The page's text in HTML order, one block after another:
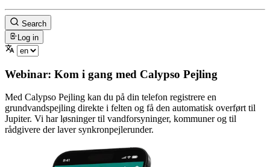
Search
Log in
Webinar: Kom i gang med Calypso Pejling
Med Calypso Pejling kan du på din telefon registrere en
grundvandspejling direkte i felten og få den automatisk overført til
Jupiter. Vi har løsninger til vandforsyninger, kommuner og til
rådgivere der laver synkronpejlerunder.